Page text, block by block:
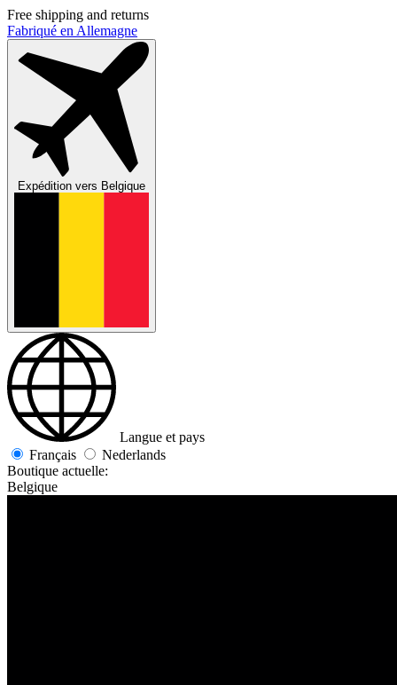
Free shipping and returns
Fabriqué en Allemagne
Expédition vers Belgique
Langue et pays
Français
Nederlands
Boutique actuelle:
Belgique